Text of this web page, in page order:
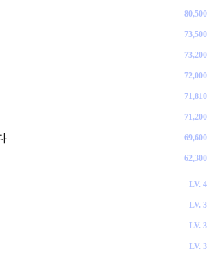
80,500
73,500
73,200
72,000
71,810
71,200
69,600
62,300
LV. 4
LV. 3
LV. 3
LV. 3